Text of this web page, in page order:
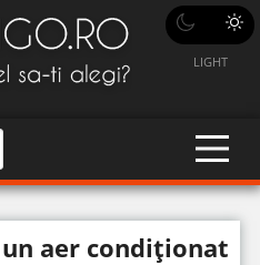
LIGHT
un aer condiționat